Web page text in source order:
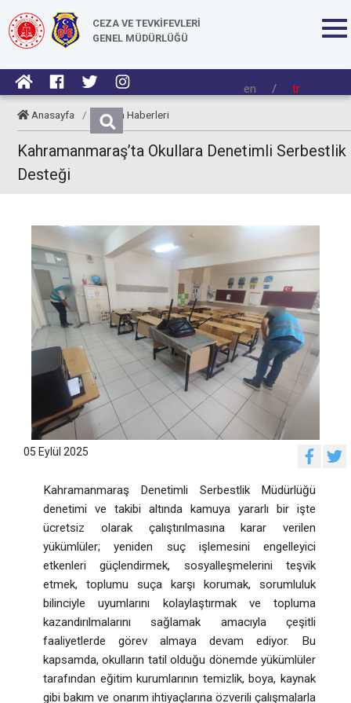
CEZA VE TEVKİFEVLERİ
GENEL MÜDÜRLÜĞÜ
en / tr
Anasayfa / Kurum Haberleri
Kahramanmaraş’ta Okullara Denetimli Serbestlik
Desteği
05 Eylül 2025
Kahramanmaraş Denetimli Serbestlik Müdürlüğü
denetimi ve takibi altında kamuya yararlı bir işte
ücretsiz olarak çalıştırılmasına karar verilen
yükümlüler; yeniden suç işlemesini engelleyici
etkenleri güçlendirmek, sosyalleşmelerini teşvik
etmek, toplumu suça karşı korumak, sorumluluk
bilinciyle uyumlarını kolaylaştırmak ve topluma
kazandırılmalarını sağlamak amacıyla çeşitli
faaliyetlerde görev almaya devam ediyor. Bu
kapsamda, okulların tatil olduğu dönemde yükümlüler
tarafından eğitim kurumlarının temizlik, boya, kaynak
gibi bakım ve onarım ihtiyaçlarına özverili çalışmalarla